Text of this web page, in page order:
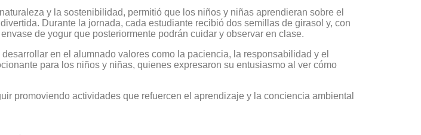
y la sostenibilidad, permitió que los niños y niñas aprendieran sobre el
Durante la jornada, cada estudiante recibió dos semillas de girasol y, con
de yogur que posteriormente podrán cuidar y observar en clase.
en el alumnado valores como la paciencia, la responsabilidad y el
para los niños y niñas, quienes expresaron su entusiasmo al ver cómo
promoviendo actividades que refuercen el aprendizaje y la conciencia ambiental